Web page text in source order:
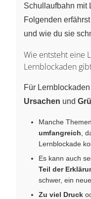
Schullaufbahn mit
Folgenden
und wie du sie
Wie entsteht eine
Lernblockaden
Für
Ursachen und
Manche
umfangreich ,
Lernblockade
Es kann auch
Teil der
schwer, ein
Zu viel Druck